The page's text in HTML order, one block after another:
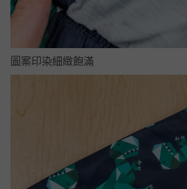
圖案印染細緻飽滿